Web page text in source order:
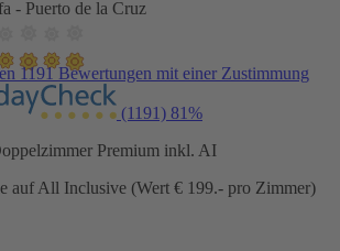
- Puerto de la Cruz
1191 Bewertungen mit einer Zustimmung
(1191) 81%
Premium inkl. AI
auf All Inclusive (Wert € 199.- pro Zimmer)